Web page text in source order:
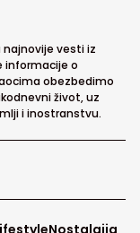
vesti iz
informacije o
obezbedimo
život, uz
i inostranstvu.
Nostalgija